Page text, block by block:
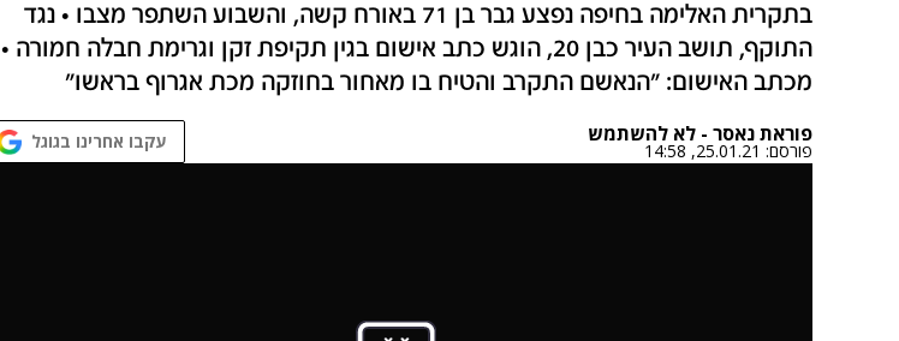
בתקרית האלימה בחיפה נפצע גבר בן 71 באורח קשה, והשבוע השתפר מצבו • נגד
התוקף, תושב העיר כבן 20, הוגש כתב אישום בגין תקיפת זקן וגרימת חבלה חמורה •
מכתב האישום: "הנאשם התקרב והטיח בו מאחור בחוזקה מכת אגרוף בראשו"
פוראת נאסר - לא להשתמש
פורסם: 25.01.21, 14:58 עקבו אחרינו בגוגל